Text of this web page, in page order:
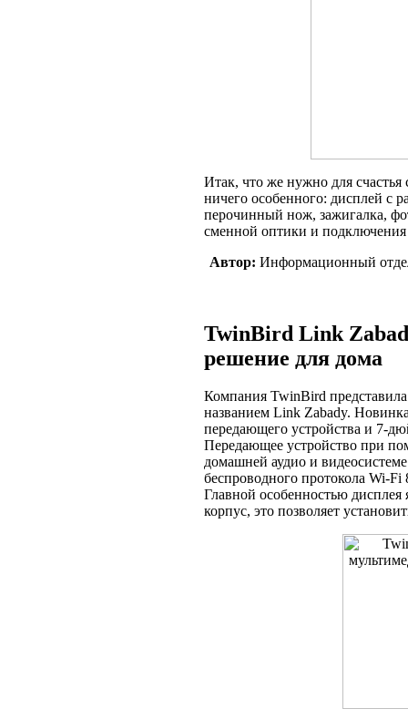
Итак, что же нужно для
ничего особенного: дисплей с
перочинный нож, зажигалка,
сменной оптики и
Автор: Информационный
TwinBird Link
решение для дома
Компания TwinBird
названием Link Zabady.
передающего устройства и 7-
Передающее устройство при
домашней аудио и
беспроводного протокола Wi-Fi
Главной особенностью
корпус, это позволяет